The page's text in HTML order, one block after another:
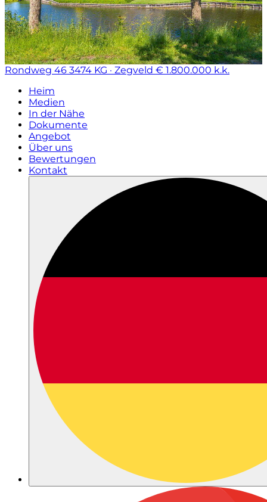
Rondweg 46 3474 KG · Zegveld € 1.800.000 k.k.
Heim
Medien
In der Nähe
Dokumente
Angebot
Über uns
Bewertungen
Kontakt